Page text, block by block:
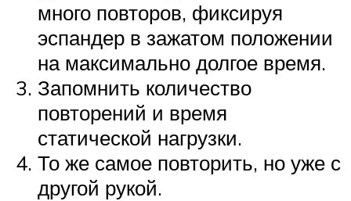
много повторов, фиксируя
эспандер в зажатом положении
на максимально долгое время.
Запомнить количество
повторений и время
статической нагрузки.
То же самое повторить, но уже с
другой рукой.